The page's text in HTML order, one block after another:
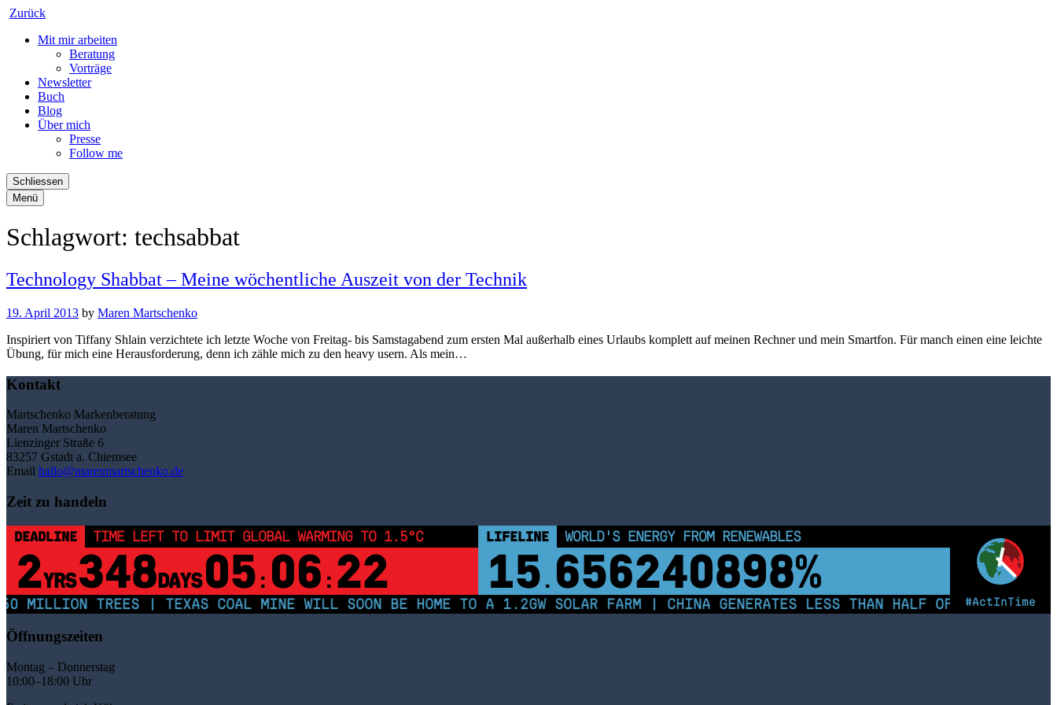
Zurück
Mit mir arbeiten
Beratung
Vorträge
Newsletter
Buch
Blog
Über mich
Presse
Follow me
Schliessen
Menü
Schlagwort: techsabbat
Technology Shabbat – Meine wöchentliche Auszeit von der Technik
19. April 2013 by Maren Martschenko
Inspiriert von Tiffany Shlain verzichtete ich letzte Woche von Freitag- bis Samstagabend zum ersten Mal außerhalb eines Urlaubs komplett auf meinen Rechner und mein Smartfon. Für manch einen eine leichte
Übung, für mich eine Herausforderung, denn ich zähle mich zu den heavy usern. Als mein…
Kontakt
Martschenko Markenberatung
Maren Martschenko
Lienzinger Straße 6
83257 Gstadt a. Chiemsee
Email hallo@marenmartschenko.de
Zeit zu handeln
#ActInTime
DEADLINE TIME LEFT TO LIMIT GLOBAL WARMING TO 1.5°C
2YRS348DAYS 05 : 06 : 22
LIFELINE WORLD'S ENERGY FROM RENEWABLES
15 . 656240903%
MILLION TREES | TEXAS COAL MINE WILL SOON BE HOME TO A 1.2GW SOLAR FARM | CHINA GENERATES LESS THAN HALF OF ITS
Öffnungszeiten
Montag – Donnerstag
10:00–18:00 Uhr